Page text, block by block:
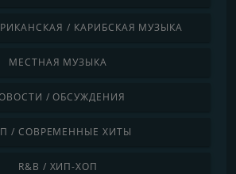
/ КАРИБСКАЯ МУЗЫКА
МЕСТНАЯ МУЗЫКА
/ ОБСУЖДЕНИЯ
/ СОВРЕМЕННЫЕ ХИТЫ
R&B / ХИП-ХОП